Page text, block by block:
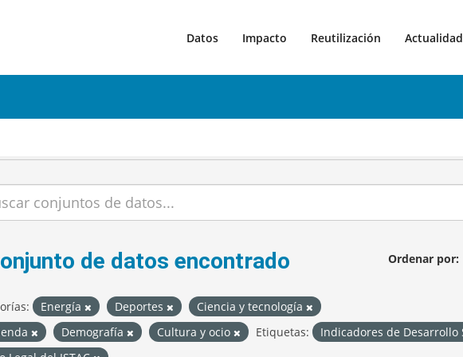
Datos Impacto Reutilización Actualidad
Ordenar por
de datos encontrado
Energía Deportes
Ciencia y tecnología
Demografía Cultura y ocio Etiquetas: Indicadores de Desarrollo